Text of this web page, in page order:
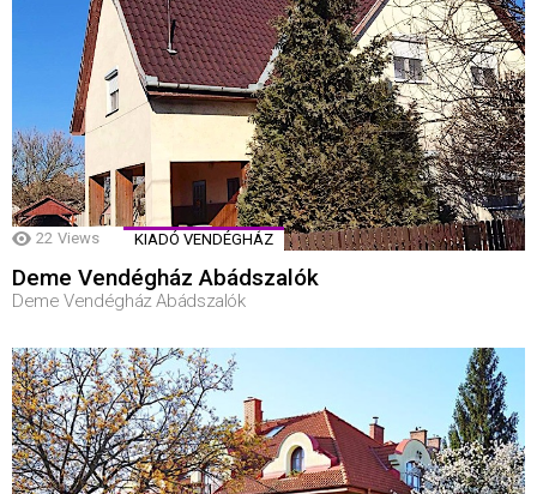
22 Views KIADÓ VENDÉGHÁZ
Deme Vendégház Abádszalók
Deme Vendégház Abádszalók